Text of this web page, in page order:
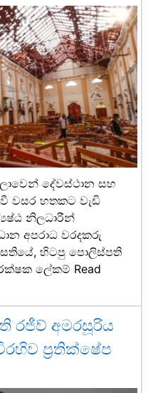
දේවස්ථාන සහ
වසර හතකට වැඩි
නිලධාරීන්
අපරාධ වරදකරු
සතියේ, හිටපු පොලිස්පති
ලේකම් Read
රජීව් අමරසූරිය
ප්‍රතික්ෂේප